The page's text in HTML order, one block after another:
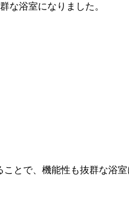
な浴室になりました。
とで、機能性も抜群な浴室